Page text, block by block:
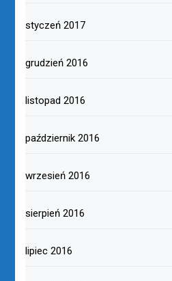
styczeń 2017
grudzień 2016
listopad 2016
październik 2016
wrzesień 2016
sierpień 2016
lipiec 2016